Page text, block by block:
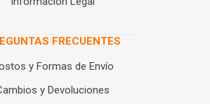
FRECUENTES
y Formas de Envío
y Devoluciones